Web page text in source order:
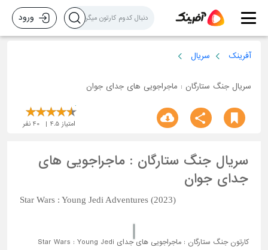
ورود
آفرینک سریال
سریال جنگ ستارگان : ماجراجویی های جدای جوان
امتیاز 4.5
40 نفر
سریال جنگ ستارگان : ماجراجویی های
جدای جوان
Star Wars : Young Jedi Adventures (2023)
کارتون جنگ ستارگان : ماجراجویی های جدای Star Wars : Young Jedi